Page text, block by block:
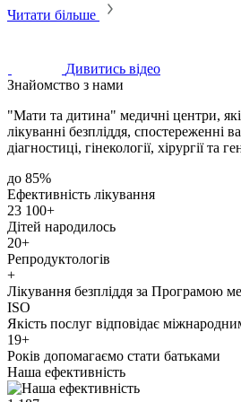
Читати більше
Дивитись відео
Знайомство з нами
"Мати та дитина" медичні центри, які
лікуванні безпліддя, спостереженні
діагностиці, гінекології, хірургії та
до 85%
Ефективність лікування
23 100+
Дітей народилось
20+
Репродуктологів
+
Лікування безпліддя за Програмою
ISO
Якість послуг відповідає
19+
Років допомагаємо стати батьками
Наша ефективність